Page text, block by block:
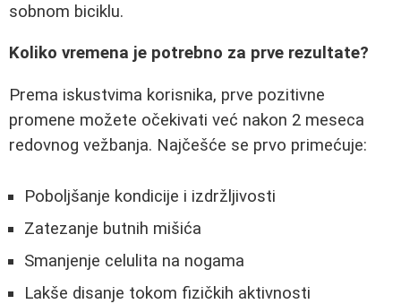
sobnom biciklu.
Koliko vremena je potrebno za prve rezultate?
Prema iskustvima korisnika, prve pozitivne
promene možete očekivati već nakon 2 meseca
redovnog vežbanja. Najčešće se prvo primećuje:
Poboljšanje kondicije i izdržljivosti
Zatezanje butnih mišića
Smanjenje celulita na nogama
Lakše disanje tokom fizičkih aktivnosti